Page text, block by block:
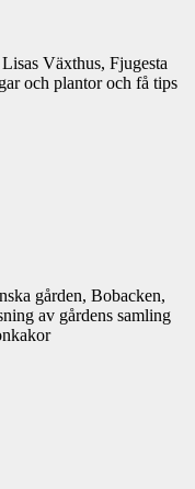
Växthus, Fjugesta
och plantor och få tips
gården, Bobacken,
av gårdens samling